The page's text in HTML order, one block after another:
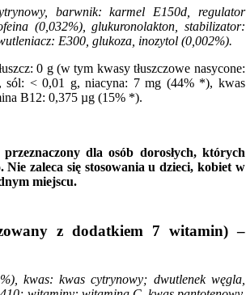
barwnik: karmel E150d, regulator
(0,032%), glukuronolakton, stabilizator:
E300, glukoza, inozytol (0,002%).
0 g (w tym kwasy tłuszczowe nasycone:
< 0,01 g, niacyna: 7 mg (44% *), kwas
B12: 0,375 µg (15% *).
dla osób dorosłych, których
Nie zaleca się stosowania u dzieci, kobiet w
miejscu.
z dodatkiem 7 witamin) –
kwas: kwas cytrynowy; dwutlenek węgla,